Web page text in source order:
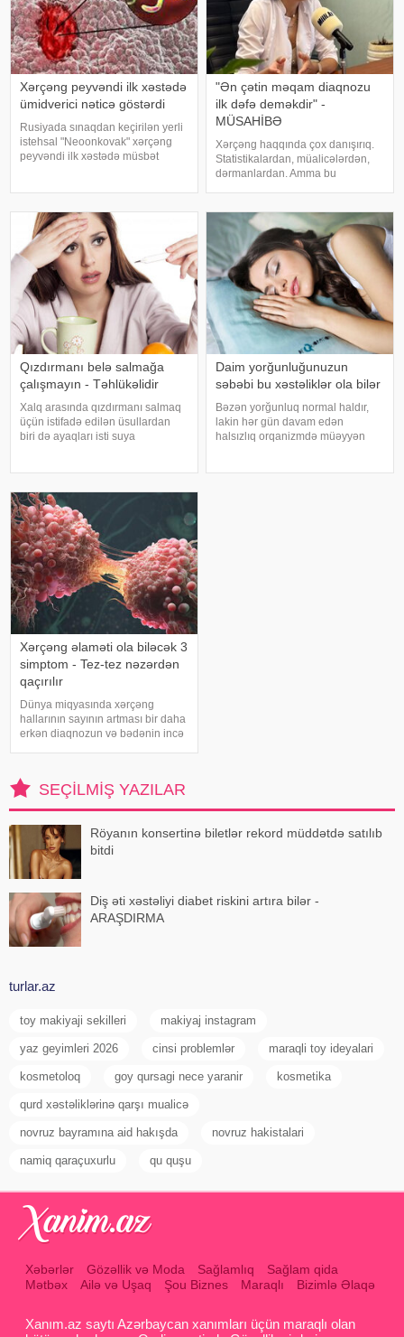
Xərçəng peyvəndi ilk xəstədə
ümidverici nəticə göstərdi
Rusiyada sınaqdan keçirilən yerli
istehsal "Neoonkovak" xərçəng
peyvəndi ilk xəstədə müsbət
Epidemiologiya və Mikrobiologiya
Mərkəzini
"Ən çətin məqam diaqnozu
ilk dəfə deməkdir" -
MÜSAHİBƏ
Xərçəng haqqında çox danışırıq.
Statistikalardan, müalicələrdən,
dərmanlardan. Amma bu
qorxularından, ümidlərindən,
yanlış bildiklərindən daha az
danışırıq. Elə buna gör
Qızdırmanı belə salmağa
çalışmayın - Təhlükəlidir
Xalq arasında qızdırmanı salmaq
üçün istifadə edilən üsullardan
biri də ayaqları isti suya
ağırlaşdıra bilər. xəbər verir ki,
yüksə
Daim yorğunluğunuzun
səbəbi bu xəstəliklər ola bilər
Bəzən yorğunluq normal haldır,
lakin hər gün davam edən
halsızlıq orqanizmdə müəyyən
Xərçəng əlaməti ola biləcək 3
simptom - Tez-tez nəzərdən
qaçırılır
Dünya miqyasında xərçəng
hallarının sayının artması bir daha
erkən diaqnozun və bədənin incə
vurğulayır. Məşhur inancın əksinə
olaraq, xərçəng növləri həmişə
ağı
SEÇILMIŞ YAZILAR
Röyanın konsertinə biletlər rekord müddətdə satılıb
bitdi
Diş əti xəstəliyi diabet riskini artıra bilər -
ARAŞDIRMA
turlar.az
toy makiyaji sekilleri makiyaj instagram
yaz geyimleri 2026 cinsi problemlər maraqli toy ideyalari
kosmetoloq goy qursagi nece yaranir kosmetika
qurd xəstəliklərinə qarşı mualicə
novruz bayramına aid hakışda novruz hakistalari
namiq qaraçuxurlu qu quşu
Xəbərlər Gözəllik və Moda Sağlamlıq
Sağlam qida
Mətbəx
Ailə və Uşaq Şou Biznes Maraqlı Bizimlə Əlaqə
Xanım.az saytı Azərbaycan xanımları üçün maraqlı olan